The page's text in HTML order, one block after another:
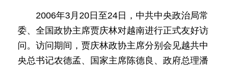
2006年3月20日至24日，中共中央政治局常
委、全国政协主席贾庆林对越南进行正式友好访
问。访问期间，贾庆林政协主席分别会见越共中
央总书记农德孟、国家主席陈德良、政府总理潘